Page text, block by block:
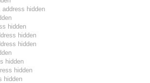
the Parliamentary Assembly of the Council of Europe
address hidden
hidden
hidden
hidden
hidden
hidden
hidden